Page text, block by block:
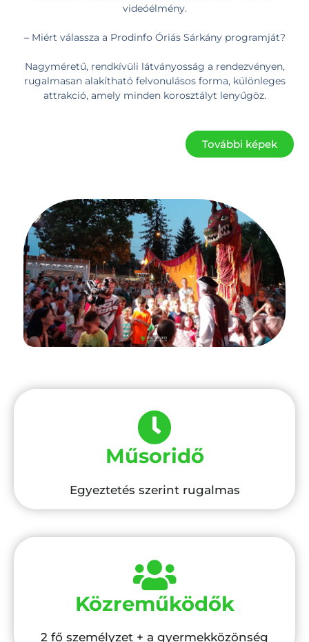
videóélmény.
– Miért válassza a Prodinfo Óriás Sárkány programját?
Nagyméretű, rendkívüli látványosság a rendezvényen,
rugalmasan alakítható felvonulásos forma, különleges
attrakció, amely minden korosztályt lenyűgöz.
További képek
Műsoridő
Egyeztetés szerint rugalmas
Közreműködők
2 fő személyzet + a gyermekközönség